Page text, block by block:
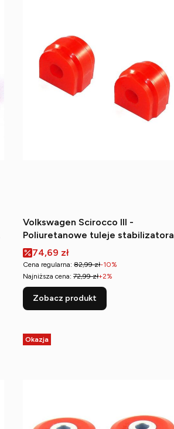
Volkswagen Scirocco III -
Poliuretanowe tuleje stabilizatora
tylnego
Cena promocyjna
74,69 zł
Cena regularna: 82,99 zł-10%
Najniższa cena: 72,99 zł+2%
Zobacz produkt
Okazja